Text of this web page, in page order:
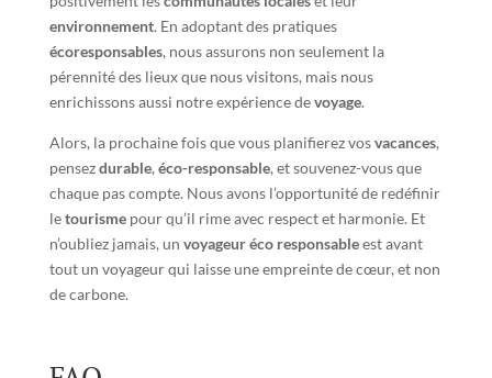
environnement. En adoptant des pratiques
écoresponsables, nous assurons non seulement la
pérennité des lieux que nous visitons, mais nous
enrichissons aussi notre expérience devoyage.
Alors, la prochaine fois que vous planifierez vosvacances,
pensezdurable, éco-responsable, et souvenez-vous que
chaque pas compte. Nous avons l’opportunité de redéfinir
letourismepour qu’il rime avec respect et harmonie. Et
n’oubliez jamais, un voyageur éco responsableest avant
tout un voyageur qui laisse une empreinte de cœur, et non
de carbone.